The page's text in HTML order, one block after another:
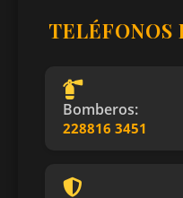
TELÉFONOS
Bomberos:
228816 3451